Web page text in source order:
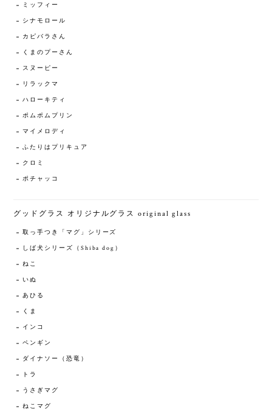
ミッフィー
シナモロール
カピバラさん
くまのプーさん
スヌーピー
リラックマ
ハローキティ
ポムポムプリン
マイメロディ
ふたりはプリキュア
クロミ
ポチャッコ
グッドグラス オリジナルグラス original glass
取っ手つき「マグ」シリーズ
しば犬シリーズ（Shiba dog）
ねこ
いぬ
あひる
くま
インコ
ペンギン
ダイナソー（恐竜）
トラ
うさぎマグ
ねこマグ